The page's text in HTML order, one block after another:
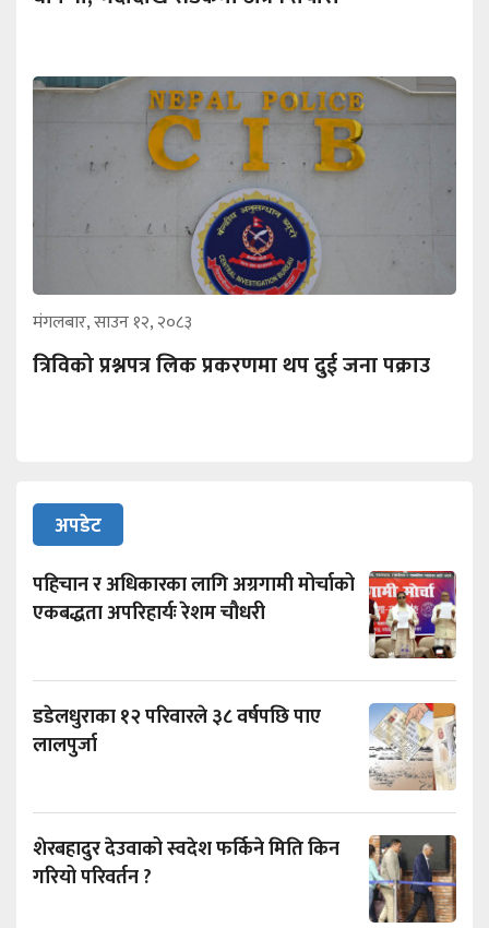
मंगलबार, साउन १२, २०८३
त्रिविको प्रश्नपत्र लिक प्रकरणमा थप दुई जना पक्राउ
अपडेट
पहिचान र अधिकारका लागि अग्रगामी मोर्चाको
एकबद्धता अपरिहार्यः रेशम चौधरी
डडेलधुराका १२ परिवारले ३८ वर्षपछि पाए
लालपुर्जा
शेरबहादुर देउवाको स्वदेश फर्किने मिति किन
गरियो परिवर्तन ?